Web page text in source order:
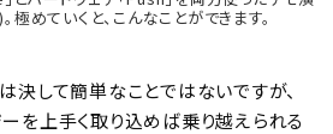
めていくと、こんなことができます。
決して簡単なことではないですが、
を上手く取り込めば乗り越えられる